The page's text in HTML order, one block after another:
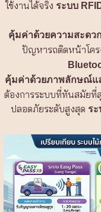
ใช้งานได้จริง ระบบ
คุ้มค่าด้วยความสะดว
ปัญหารถติดหน้าโคร
คุ้มค่าด้วยภาพลักษณ์แ
ต้องการระบบที่ทันสมัยที่สุ
ปลอดภัยระดับสูงสุด ร